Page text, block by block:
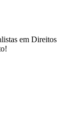
em Direitos